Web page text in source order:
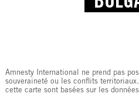
Amnesty International ne prend pas
souveraineté ou les conflits
cette carte sont basées sur les